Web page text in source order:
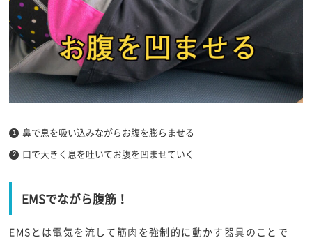
鼻で息を吸い込みながらお腹を膨らませる
口で大きく息を吐いてお腹を凹ませていく
EMSでながら腹筋！
EMSとは電気を流して筋肉を強制的に動かす器具のことで